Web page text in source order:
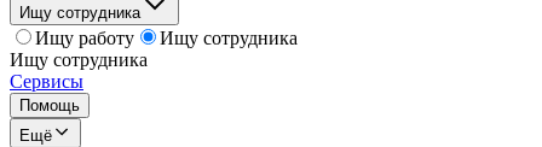
Ищу сотрудника
Ищу работу
Ищу сотрудника
Ищу сотрудника
Сервисы
Помощь
Ещё